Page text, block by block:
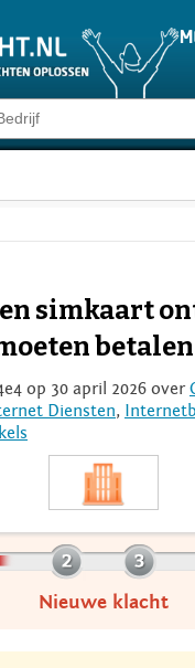
melden
simkaart
betalen
op 30 april 2026 over
Diensten,
Nieuwe klacht